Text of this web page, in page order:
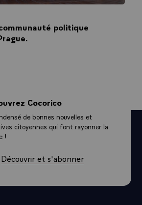
politique
Cocorico
de bonnes nouvelles et
citoyennes qui font rayonner la
!
Découvrir et s'abonner